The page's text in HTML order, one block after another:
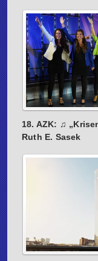
18. AZK: ♫
Ruth E. Sasek